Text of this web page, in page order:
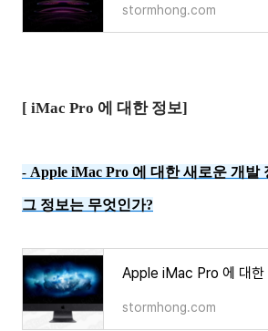
stormhong.com
[ iMac Pro 에 대한 정보]
- Apple iMac Pro 에 대한 새로운 개발
그 정보는 무엇인가?
stormhong.com